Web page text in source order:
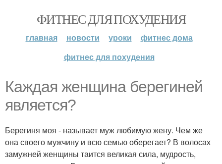
ФИТНЕС ДЛЯ ПОХУДЕНИЯ
главная новости уроки
фитнес дома
фитнес для похудения
Каждая женщина берегиней
является?
Берегиня моя - называет муж любимую жену. Чем же
она своего мужчину и всю семью оберегает? В волосах
замужней женщины таится великая сила, мудрость,